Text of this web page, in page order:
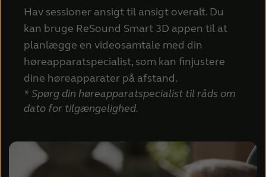
Hav sessioner ansigt til ansigt overalt. Du
kan bruge ReSound Smart 3D appen til at
planlægge en videosamtale med din
høreapparatspecialist, som kan finjustere
dine høreapparater på afstand.
* Spørg din høreapparatspecialist til råds om
dato for tilgængelighed.